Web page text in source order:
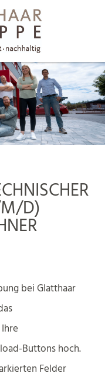
M/D)
bei Glatthaar
Buttons hoch.
Felder